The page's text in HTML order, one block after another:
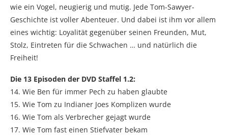
wie ein Vogel, neugierig und mutig. Jede Tom-Sawyer-
Geschichte ist voller Abenteuer. Und dabei ist ihm vor allem
eines wichtig: Loyalität gegenüber seinen Freunden, Mut,
Stolz, Eintreten für die Schwachen … und natürlich die
Freiheit!
Die 13 Episoden der DVD Staffel 1.2:
14. Wie Ben für immer Pech zu haben glaubte
15. Wie Tom zu Indianer Joes Komplizen wurde
16. Wie Tom als Verbrecher gejagt wurde
17. Wie Tom fast einen Stiefvater bekam